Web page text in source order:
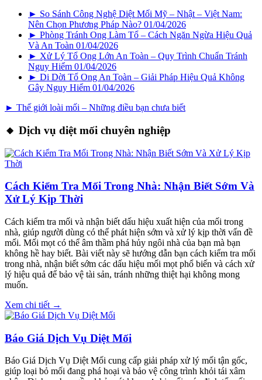
► So Sánh Công Nghệ Diệt Mối Mỹ – Nhật – Việt Nam:
Nên Chọn Phương Pháp Nào? 01/04/2026
► Phòng Tránh Ong Làm Tổ – Cách Ngăn Ngừa Hiệu Quả
Và An Toàn 01/04/2026
► Xử Lý Tổ Ong Lớn An Toàn – Quy Trình Chuẩn Tránh
Nguy Hiểm 01/04/2026
► Di Dời Tổ Ong An Toàn – Giải Pháp Hiệu Quả Không
Gây Nguy Hiểm 01/04/2026
► Thế giới loài mối – Những điều bạn chưa biết
🔸 Dịch vụ diệt mối chuyên nghiệp
Cách Kiểm Tra Mối Trong Nhà: Nhận Biết Sớm Và
Xử Lý Kịp Thời
Cách kiểm tra mối và nhận biết dấu hiệu xuất hiện của mối trong
nhà, giúp người dùng có thể phát hiện sớm và xử lý kịp thời vấn đề
mối. Mối mọt có thể âm thầm phá hủy ngôi nhà của bạn mà bạn
không hề hay biết. Bài viết này sẽ hướng dẫn bạn cách kiểm tra mối
trong nhà, nhận biết sớm các dấu hiệu mối mọt phổ biến và cách xử
lý hiệu quả để bảo vệ tài sản, tránh những thiệt hại không mong
muốn.
Xem chi tiết →
Báo Giá Dịch Vụ Diệt Mối
Báo Giá Dịch Vụ Diệt Mối cung cấp giải pháp xử lý mối tận gốc,
giúp loại bỏ mối đang phá hoại và bảo vệ công trình khỏi tái xâm